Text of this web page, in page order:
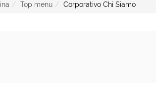
Top menu Corporativo Chi Siamo